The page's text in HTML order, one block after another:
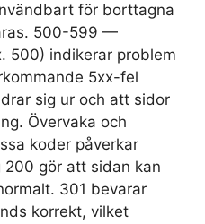
för borttagna
500-599 —
500) indikerar problem
5xx-fel
sig ur och att sidor
Övervaka och
koder påverkar
200 gör att sidan kan
301 bevarar
korrekt, vilket